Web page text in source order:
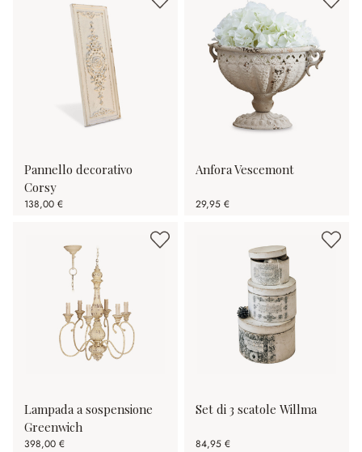
Pannello decorativo
Corsy
138,00 €
Anfora Vescemont
29,95 €
Lampada a sospensione
Greenwich
398,00 €
Set di 3 scatole Willma
84,95 €